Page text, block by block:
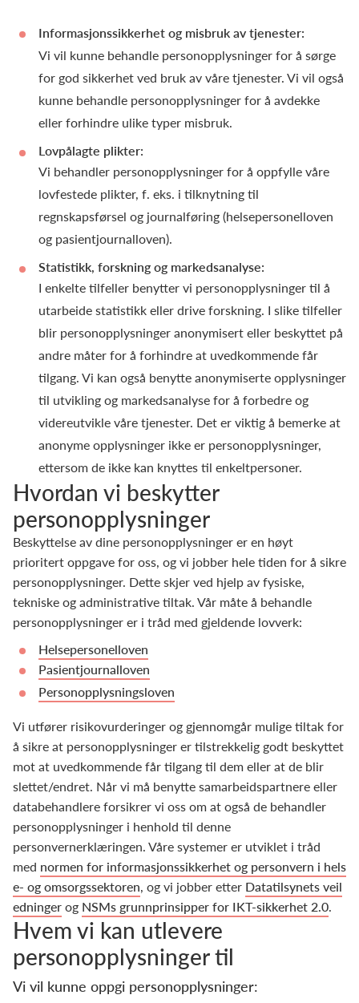
Informasjonssikkerhet og misbruk av tjenester:
Vi vil kunne behandle personopplysninger for å sørge
for god sikkerhet ved bruk av våre tjenester. Vi vil også
kunne behandle personopplysninger for å avdekke
eller forhindre ulike typer misbruk.
Lovpålagte plikter:
Vi behandler personopplysninger for å oppfylle våre
lovfestede plikter, f. eks. i tilknytning til
regnskapsførsel og journalføring (helsepersonelloven
og pasientjournalloven).
Statistikk, forskning og markedsanalyse:
I enkelte tilfeller benytter vi personopplysninger til å
utarbeide statistikk eller drive forskning. I slike tilfeller
blir personopplysninger anonymisert eller beskyttet på
andre måter for å forhindre at uvedkommende får
tilgang. Vi kan også benytte anonymiserte opplysninger
til utvikling og markedsanalyse for å forbedre og
videreutvikle våre tjenester. Det er viktig å bemerke at
anonyme opplysninger ikke er personopplysninger,
ettersom de ikke kan knyttes til enkeltpersoner.
Hvordan vi beskytter
personopplysninger
Beskyttelse av dine personopplysninger er en høyt
prioritert oppgave for oss, og vi jobber hele tiden for å sikre
personopplysninger. Dette skjer ved hjelp av fysiske,
tekniske og administrative tiltak. Vår måte å behandle
personopplysninger er i tråd med gjeldende lovverk:
Helsepersonelloven
Pasientjournalloven
Personopplysningsloven
Vi utfører risikovurderinger og gjennomgår mulige tiltak for
å sikre at personopplysninger er tilstrekkelig godt beskyttet
mot at uvedkommende får tilgang til dem eller at de blir
slettet/endret. Når vi må benytte samarbeidspartnere eller
databehandlere forsikrer vi oss om at også de behandler
personopplysninger i henhold til denne
personvernerklæringen. Våre systemer er utviklet i tråd
med normen for informasjonssikkerhet og personvern i hels
e- og omsorgssektoren, og vi jobber etter Datatilsynets veil
edningerog NSMs grunnprinsipper for IKT-sikkerhet 2.0.
Hvem vi kan utlevere
personopplysninger til
Vi vil kunne oppgi personopplysninger: